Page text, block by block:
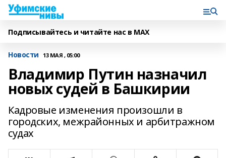
Подписывайтесь и читайте нас в MAX
Новости 13 МАЯ , 05:00
Владимир Путин назначил
новых судей в Башкирии
Кадровые изменения произошли в
городских, межрайонных и арбитражном
судах